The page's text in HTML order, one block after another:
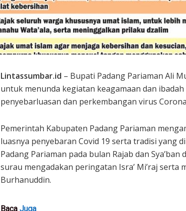
Lintassumbar.id – Bupati Padang Pariaman Ali
untuk menunda kegiatan keagamaan dan
penyebarluasan dan perkembangan virus
Pemerintah Kabupaten Padang Pariaman
luasnya penyebaran Covid 19 serta tradisi yang
Padang Pariaman pada bulan Rajab dan
surau mengadakan peringatan Isra’ Mi’raj serta
Burhanuddin.
Baca Juga